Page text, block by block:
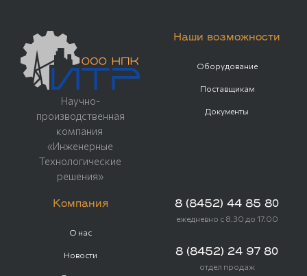
Научно-
производственная
компания
«Инженерные
Технологические
решения»
Наши возможности
Оборудование
Поставщикам
Документы
Компания
О нас
Новости
8 (8452) 44 85 80
ежедневно с 8.30 до 17.00
8 (8452) 24 97 80
отдел продаж